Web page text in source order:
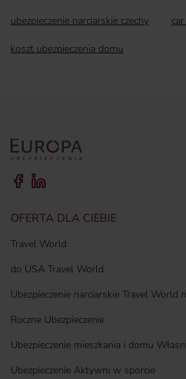
ubezpieczenie narciarskie czechy
koszt ubezpieczenia domu
OFERTA DLA CIEBIE
Travel World
do USA Travel World
Ubezpieczenie narciarskie Travel World
Roczne Ubezpieczenie
Ubezpieczenie mieszkania i domu
Ubezpieczenie Aktywni w sporcie